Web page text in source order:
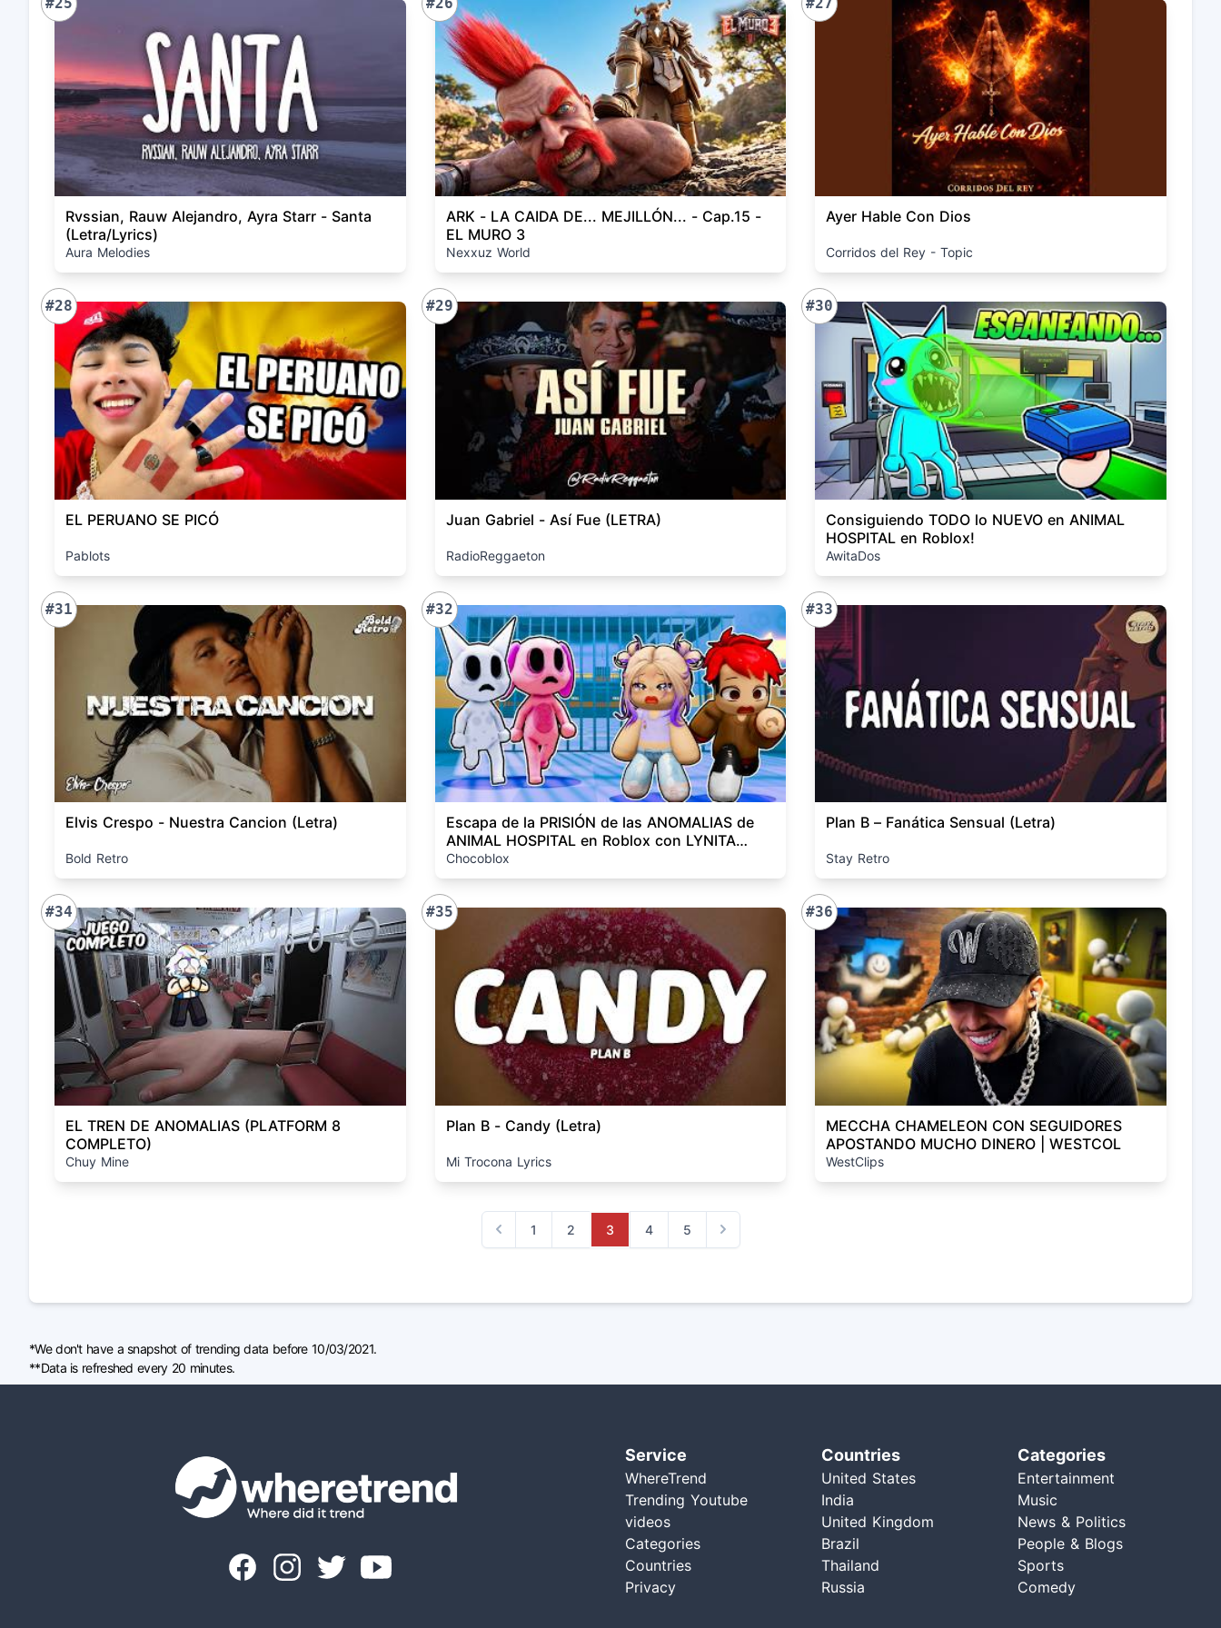
Rvssian, Rauw Alejandro, Ayra Starr - Santa
(Letra/Lyrics)
Aura Melodies
ARK - LA CAIDA DE... MEJILLÓN... - Cap.15 -
EL MURO 3
Nexxuz World
Ayer Hable Con Dios
Corridos del Rey - Topic
#28
EL PERUANO SE PICÓ
Pablots
#29
Juan Gabriel - Así Fue (LETRA)
RadioReggaeton
#30
Consiguiendo TODO lo NUEVO en ANIMAL
HOSPITAL en Roblox!
AwitaDos
#31
Elvis Crespo - Nuestra Cancion (Letra)
Bold Retro
#32
Escapa de la PRISIÓN de las ANOMALIAS de
ANIMAL HOSPITAL en Roblox con LYNITA
BEBÉ
Chocoblox
#33
Plan B – Fanática Sensual (Letra)
Stay Retro
#34
EL TREN DE ANOMALIAS (PLATFORM 8
COMPLETO)
Chuy Mine
#35
Plan B - Candy (Letra)
Mi Trocona Lyrics
#36
MECCHA CHAMELEON CON SEGUIDORES
APOSTANDO MUCHO DINERO | WESTCOL
WestClips
Previous
1 2 3 4 5
Next
*We don't have a snapshot of trending data before 10/03/2021.
**Data is refreshed every 20 minutes.
Service
WhereTrend
Trending Youtube
videos
Categories
Countries
Privacy
Countries
United States
India
United Kingdom
Brazil
Thailand
Russia
Categories
Entertainment
Music
News & Politics
People & Blogs
Sports
Comedy